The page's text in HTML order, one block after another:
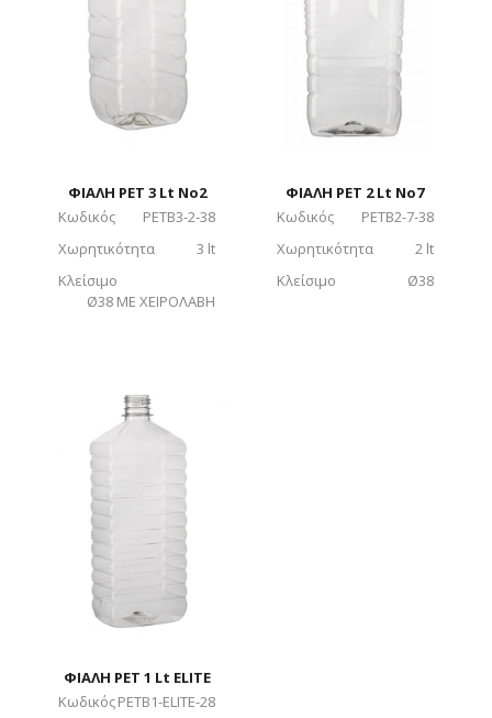
ΦΙΑΛΗ PET 3 Lt No2
Κωδικός
PETB3-2-38
Χωρητικότητα
3 lt
Κλείσιμο
Ø38 ΜΕ ΧΕΙΡΟΛΑΒΗ
ΦΙΑΛΗ PET 2 Lt No7
Κωδικός
PETB2-7-38
Χωρητικότητα
2 lt
Κλείσιμο
Ø38
ΦΙΑΛΗ PET 1 Lt ELITE
ΚωδικόςPETB1-ELITE-28